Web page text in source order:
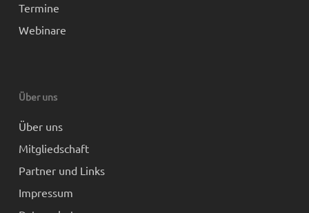
Termine
Webinare
Über uns
Über uns
Mitgliedschaft
Partner und Links
Impressum